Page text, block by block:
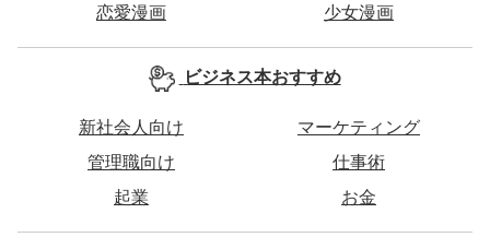
恋愛漫画
少女漫画
ビジネス本おすすめ
新社会人向け
マーケティング
管理職向け
仕事術
起業
お金